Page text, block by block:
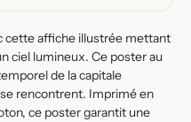
cette affiche illustrée mettant
ciel lumineux. Ce poster au
de la capitale
rencontrent. Imprimé en
ce poster garantit une